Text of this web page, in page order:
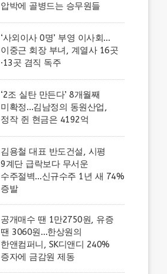
압박에 골병드는 승무원들
‘사외이사 0명’ 부영 이사회…
이중근 회장 부녀, 계열사 16곳
·13곳 겸직 독주
‘2조 실탄 만든다’ 8개월째
미확정…김남정의 동원산업,
정작 쥔 현금은 4192억
김용철 대표 반도건설, 시평
9계단 급락보다 무서운
수주절벽…신규수주 1년 새 74%
증발
공개매수 땐 1만2750원, 유증
땐 3060원…한상원의
한앤컴퍼니, SK디앤디 240%
증자에 금감원 제동